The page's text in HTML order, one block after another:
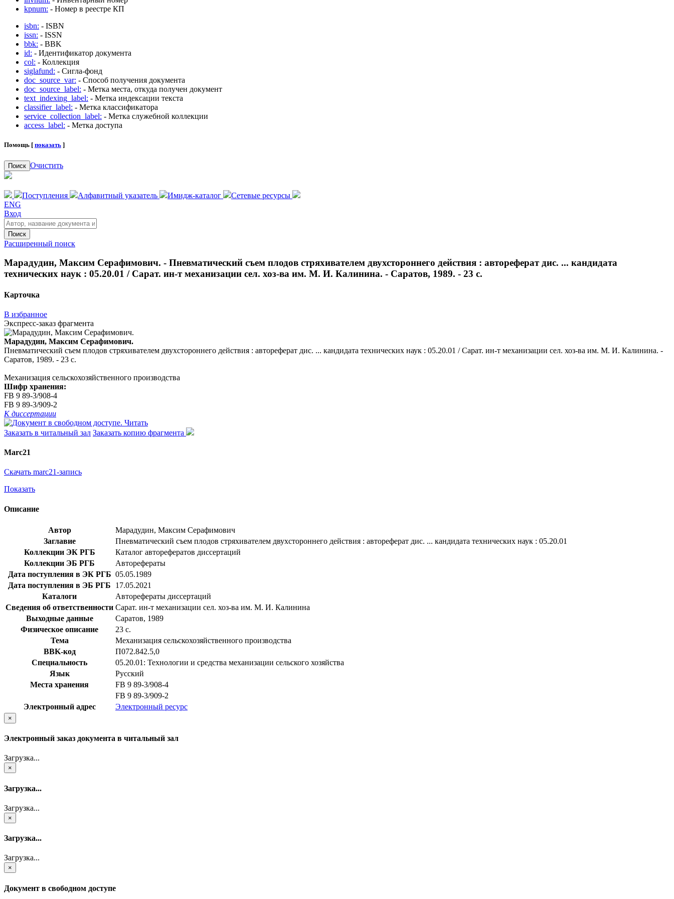
kpnum: - Номер в реестре КП
isbn: - ISBN
issn: - ISSN
bbk: - BBK
id: - Идентификатор документа
col: - Коллекция
siglafund: - Сигла-фонд
doc_source_var: - Способ получения документа
doc_source_label: - Метка места, откуда получен документ
text_indexing_label: - Метка индексации текста
classifier_label: - Метка классификатора
service_collection_label: - Метка служебной коллекции
access_label: - Метка доступа
Помощь [ показать ]
Поиск Очистить
Поступления Алфавитный указатель Имидж-каталог
Сетевые ресурсы
ENG
Вход
Поиск
Расширенный поиск
Марадудин, Максим Серафимович. - Пневматический съем плодов стряхивателем двухстороннего действия : автореферат дис. ... кандидата
технических наук : 05.20.01 / Сарат. ин-т механизации сел. хоз-ва им. М. И. Калинина. - Саратов, 1989. - 23 с.
Карточка
В избранное
Экспресс-заказ фрагмента
Марадудин, Максим Серафимович.
Пневматический съем плодов стряхивателем двухстороннего действия : автореферат дис. ... кандидата технических наук : 05.20.01 / Сарат. ин-т механизации сел. хоз-ва им. М. И. Калинина. -
Саратов, 1989. - 23 с.
Механизация сельскохозяйственного производства
Шифр хранения:
FB 9 89-3/908-4
FB 9 89-3/909-2
К диссертации
Читать
Заказать в читальный зал Заказать копию фрагмента
Marc21
Скачать marc21-запись
Показать
Описание
Автор
Марадудин, Максим Серафимович
Заглавие
Пневматический съем плодов стряхивателем двухстороннего действия : автореферат дис. ... кандидата технических наук : 05.20.01
Коллекции ЭК РГБ
Каталог авторефератов диссертаций
Коллекции ЭБ РГБ
Авторефераты
Дата поступления в ЭК РГБ 05.05.1989
Дата поступления в ЭБ РГБ
17.05.2021
Каталоги
Авторефераты диссертаций
Сведения об ответственности Сарат. ин-т механизации сел. хоз-ва им. М. И. Калинина
Выходные данные
Саратов, 1989
Физическое описание
23 с.
Тема
Механизация сельскохозяйственного производства
BBK-код
П072.842.5,0
Специальность
05.20.01: Технологии и средства механизации сельского хозяйства
Язык
Русский
Места хранения
FB 9 89-3/908-4
FB 9 89-3/909-2
Электронный адрес
Электронный ресурс
×
Электронный заказ документа в читальный зал
Загрузка...
×
Загрузка...
Загрузка...
×
Загрузка...
Загрузка...
×
Документ в свободном доступе